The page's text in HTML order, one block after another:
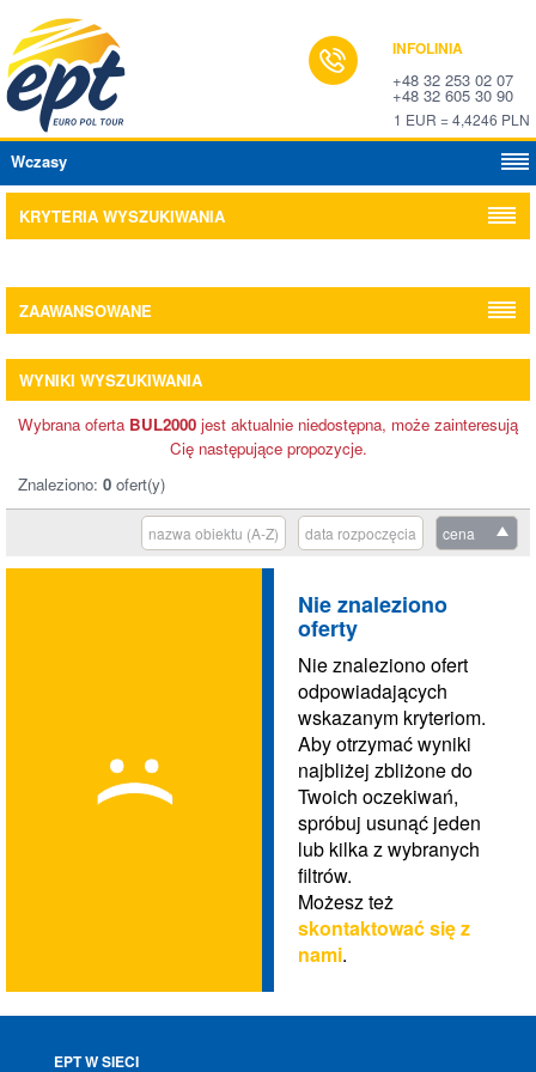
INFOLINIA
+48 32 253 02 07
+48 32 605 30 90
1 EUR = 4,4246 PLN
Wczasy
KRYTERIA WYSZUKIWANIA
ZAAWANSOWANE
WYNIKI WYSZUKIWANIA
Wybrana oferta BUL2000 jest aktualnie niedostępna, może zainteresują
Cię następujące propozycje.
Znaleziono: 0 ofert(y)
cena
data rozpoczęcia
nazwa obiektu (A-Z)
Nie znaleziono
oferty
Nie znaleziono ofert
odpowiadających
wskazanym kryteriom.
Aby otrzymać wyniki
najbliżej zbliżone do
Twoich oczekiwań,
spróbuj usunąć jeden
lub kilka z wybranych
filtrów.
Możesz też
skontaktować się z
nami.
EPT W SIECI